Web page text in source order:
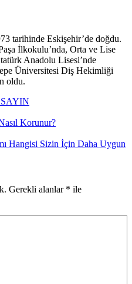
tarihinde Eskişehir’de doğdu.
İlkokulu’nda, Orta ve Lise
Anadolu Lisesi’nde
Üniversitesi Diş Hekimliği
oldu.
SAYIN
Korunur?
Hangisi Sizin İçin Daha Uygun
Gerekli alanlar * ile